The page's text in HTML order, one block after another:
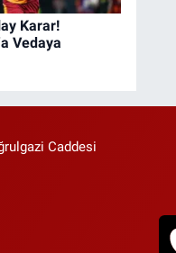
Karar!
Vedaya
Caddesi